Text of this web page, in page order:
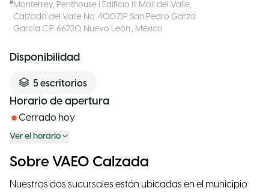
Monterrey, Penthouse I Edificio III Moll del Valle,
Calzada del Valle No. 400.ZIP San Pedro Garza
García C.P. 66220, Nuevo León., México
Disponibilidad
5escritorios
Horario de apertura
Cerrado hoy
Ver el horario
Sobre VAEO Calzada
Nuestras dos sucursales están ubicadas en el municipio